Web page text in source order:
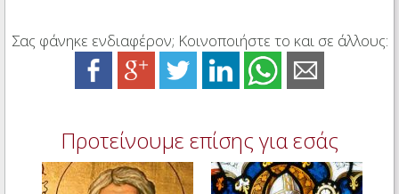
Σας φάνηκε ενδιαφέρον; Κοινοποιήστε το και σε άλλους:
Προτείνουμε επίσης για εσάς